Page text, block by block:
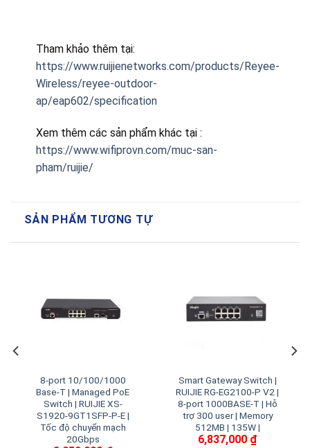
Tham khảo thêm tại:
https://www.ruijienetworks.com/products/Reyee-
Wireless/reyee-outdoor-
ap/eap602/specification
Xem thêm các sản phẩm khác tại :
https://www.wifiprovn.com/muc-san-
pham/ruijie/
SẢN PHẨM TƯƠNG TỰ
8-port 10/100/1000
Base-T | Managed PoE
Switch | RUIJIE XS-
S1920-9GT1SFP-P-E |
Tốc độ chuyển mạch
20Gbps
Smart Gateway Switch |
RUIJIE RG-EG2100-P V2 |
8-port 1000BASE-T | Hỗ
trợ 300 user | Memory
512MB | 135W |
6,837,000 ₫